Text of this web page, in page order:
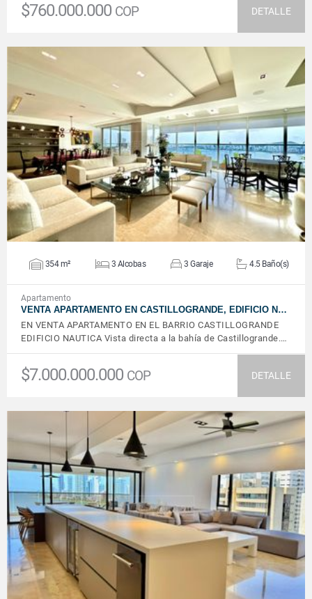
$760.000.000 COP DETALLE
VER DETALLES
354 m² 3 Alcobas 3 Garaje 4.5 Baño(s)
Apartamento
VENTA APARTAMENTO EN CASTILLOGRANDE, EDIFICIO N…
EN VENTA APARTAMENTO EN EL BARRIO CASTILLOGRANDE
EDIFICIO NAUTICA Vista directa a la bahía de Castillogrande.…
$7.000.000.000 COP DETALLE
VER DETALLES